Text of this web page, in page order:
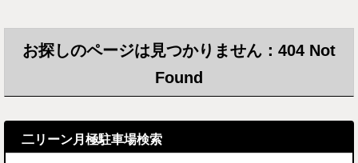
お探しのページは見つかりません：404 Not
Found
二リーン月極駐車場検索